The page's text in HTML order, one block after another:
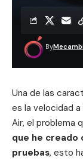
By
Una de las
es la velocidad
Air, el problema
que he creado
pruebas, esto